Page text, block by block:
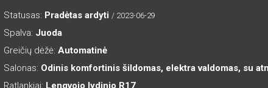
Statusas: Pradėtas ardyti / 2023-06-29
Spalva: Juoda
Greičių dėžė: Automatinė
Salonas: Odinis komfortinis šildomas, elektra valdomas, su
Ratlankiai: Lengvojo lydinio R17